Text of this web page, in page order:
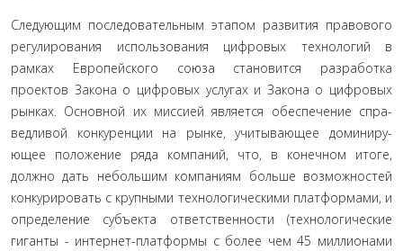
Следующим последовательным этапом развития пра­вового
регулирования использования цифровых техноло­гий в
рамках Европейского союза становится разработка
проектов Закона о цифровых услугах и Закона о цифровых
рынках. Основной их миссией является обеспечение спра­
ведливой конкуренции на рынке, учитывающее доминиру­
ющее положение ряда компаний, что, в конечном итоге,
должно дать небольшим компаниям больше возможно­стей
конкурировать с крупными технологическими плат­формами, и
определение субъекта ответственности (тех­нологические
гиганты - интернет-платформы с более чем 45 миллионами